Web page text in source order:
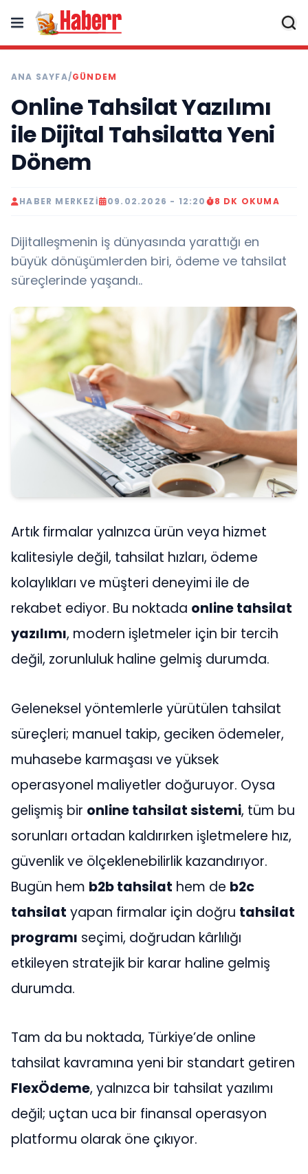
ANA SAYFA/GÜNDEM
Online Tahsilat Yazılımı
ile Dijital Tahsilatta Yeni
Dönem
HABER MERKEZI 09.02.2026 - 12:20 8 DK OKUMA
Dijitalleşmenin iş dünyasında yarattığı en
büyük dönüşümlerden biri, ödeme ve tahsilat
süreçlerinde yaşandı..
Artık firmalar yalnızca ürün veya hizmet
kalitesiyle değil, tahsilat hızları, ödeme
kolaylıkları ve müşteri deneyimi ile de
rekabet ediyor. Bu noktada online tahsilat
yazılımı, modern işletmeler için bir tercih
değil, zorunluluk haline gelmiş durumda.
Geleneksel yöntemlerle yürütülen tahsilat
süreçleri; manuel takip, geciken ödemeler,
muhasebe karmaşası ve yüksek
operasyonel maliyetler doğuruyor. Oysa
gelişmiş bir online tahsilat sistemi, tüm bu
sorunları ortadan kaldırırken işletmelere hız,
güvenlik ve ölçeklenebilirlik kazandırıyor.
Bugün hem b2b tahsilat hem de b2c
tahsilat yapan firmalar için doğru tahsilat
programı seçimi, doğrudan kârlılığı
etkileyen stratejik bir karar haline gelmiş
durumda.
Tam da bu noktada, Türkiye’de online
tahsilat kavramına yeni bir standart getiren
FlexÖdeme, yalnızca bir tahsilat yazılımı
değil; uçtan uca bir finansal operasyon
platformu olarak öne çıkıyor.